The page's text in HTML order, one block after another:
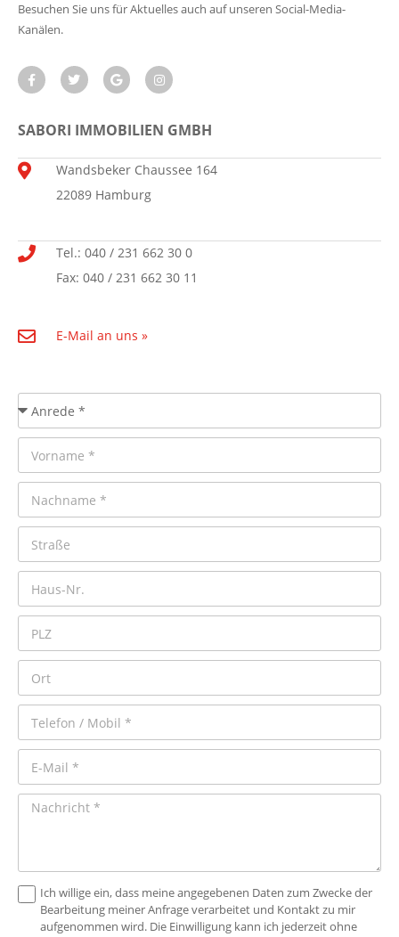
Besuchen Sie uns für Aktuelles auch auf unseren Social-Media-
Kanälen.
SABORI IMMOBILIEN GMBH
Wandsbeker Chaussee 164
22089 Hamburg
Tel.: 040 / 231 662 30 0
Fax: 040 / 231 662 30 11
E-Mail an uns »
Ich willige ein, dass meine angegebenen Daten zum Zwecke der
Bearbeitung meiner Anfrage verarbeitet und Kontakt zu mir
aufgenommen wird. Die Einwilligung kann ich jederzeit ohne